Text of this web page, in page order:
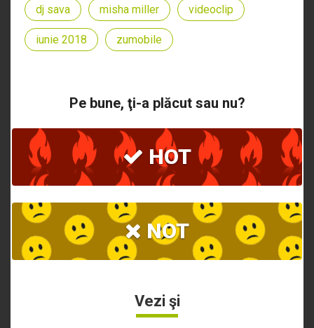
dj sava misha miller videoclip
iunie 2018 zumobile
Pe bune, ţi-a plăcut sau nu?
HOT
NOT
Vezi şi